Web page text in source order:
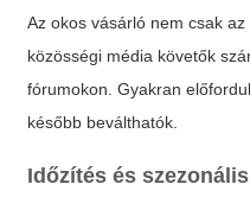
Az okos vásárló nem csak
közösségi média követők
fórumokon. Gyakran
később beválthatók.
Időzítés és